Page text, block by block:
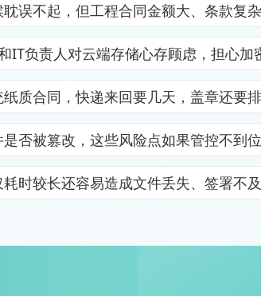
不起，但工程合同金额大、条款
负责人对云端存储心存顾虑，担
合同，快递来回要几天，盖章还
被篡改，这些风险点如果管控不
较长还容易造成文件丢失、签署